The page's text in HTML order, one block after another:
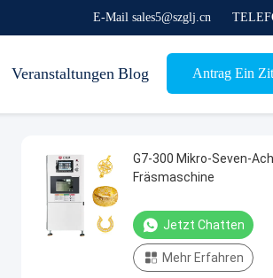
E-Mail sales5@szglj.cn
Veranstaltungen Blog Antrag Ein
G7-300 Mikro-Seven-
Fräsmaschine
Jetzt Chatten
Mehr Erfahren